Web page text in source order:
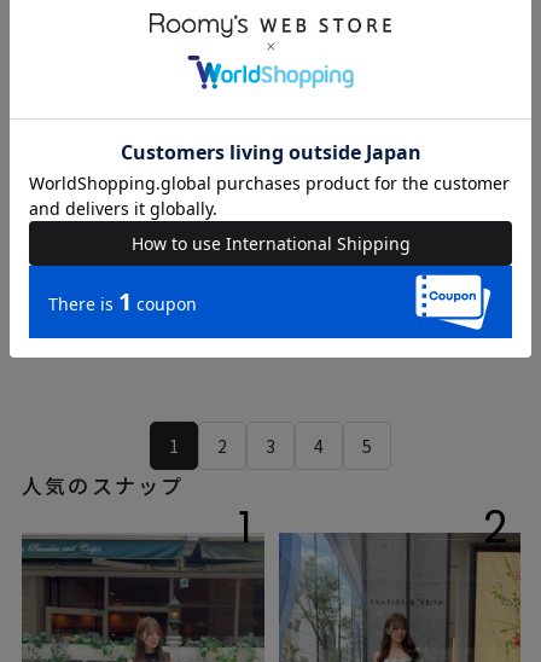
161cm
ROYAL PARTY
1 2 3 4 5
人気のスナップ
1 2